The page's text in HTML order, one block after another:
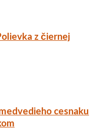
z čiernej
cesnaku